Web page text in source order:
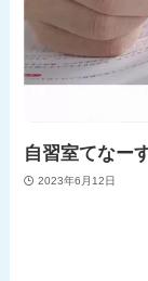
自習室てなー
2023年6月12日